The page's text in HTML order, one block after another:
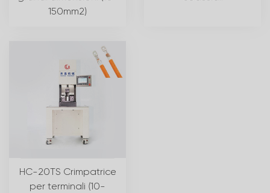
150mm2)
HC-20TS Crimpatrice
per terminali (10-